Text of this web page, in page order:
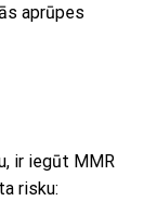
aprūpes
ir iegūt MMR
risku: